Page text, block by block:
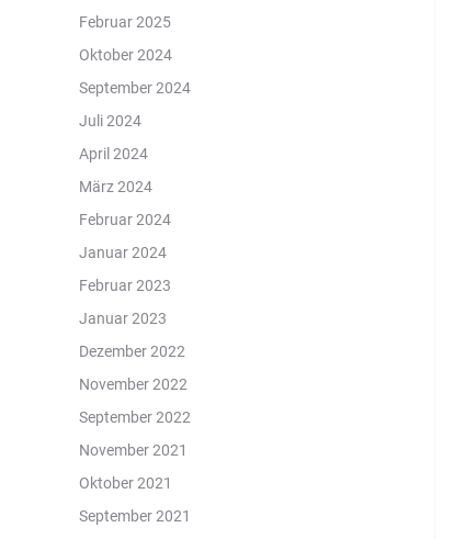
Februar 2025
Oktober 2024
September 2024
Juli 2024
April 2024
März 2024
Februar 2024
Januar 2024
Februar 2023
Januar 2023
Dezember 2022
November 2022
September 2022
November 2021
Oktober 2021
September 2021